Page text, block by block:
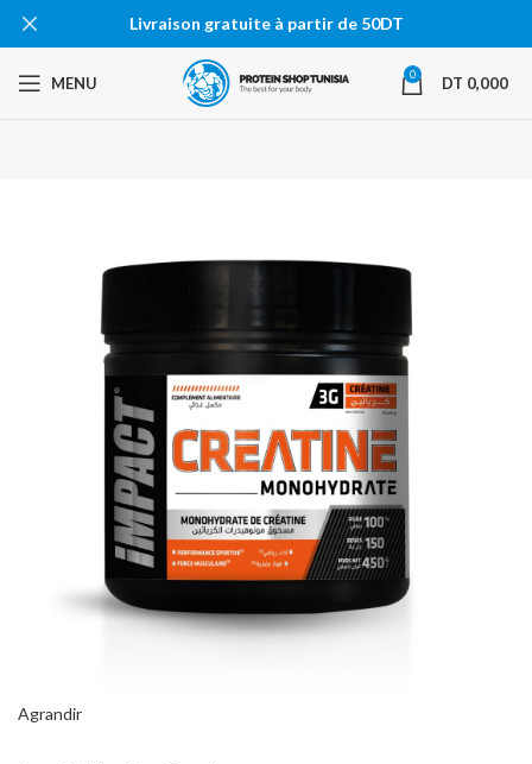
MENU 0 DT 0,000
Agrandir
Livraison gratuite à partir de 50DT